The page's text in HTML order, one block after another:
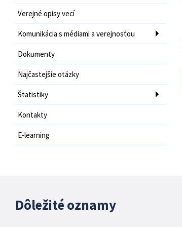
Verejné opisy vecí
Komunikácia s médiami a verejnosťou
Dokumenty
Najčastejšie otázky
Štatistiky
Kontakty
E-learning
Dôležité oznamy